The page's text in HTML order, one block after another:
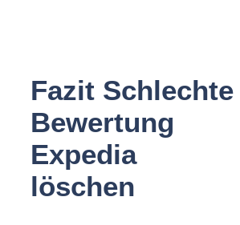
Fazit Schlechte
Bewertung
Expedia
löschen